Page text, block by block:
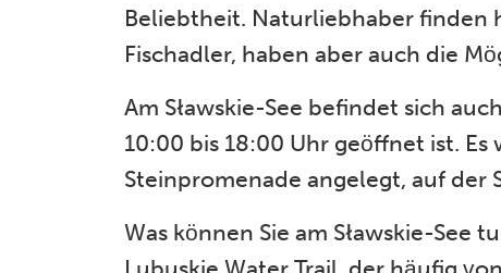
Beliebtheit. Naturliebhaber finden
Fischadler, haben aber auch die
Am Sławskie-See befindet sich
10:00 bis 18:00 Uhr geöffnet ist. Es
Steinpromenade angelegt, auf der
Was können Sie am Sławskie-See